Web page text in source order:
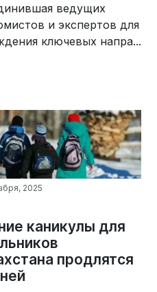
ведущих
и экспертов для
ключевых напра...
2025
каникулы для
продлятся